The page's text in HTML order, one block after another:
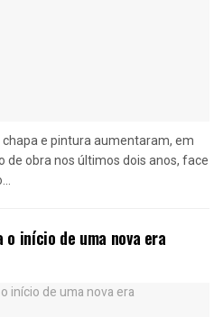
e pintura aumentaram, em
de obra nos últimos dois anos, face
o início de uma nova era